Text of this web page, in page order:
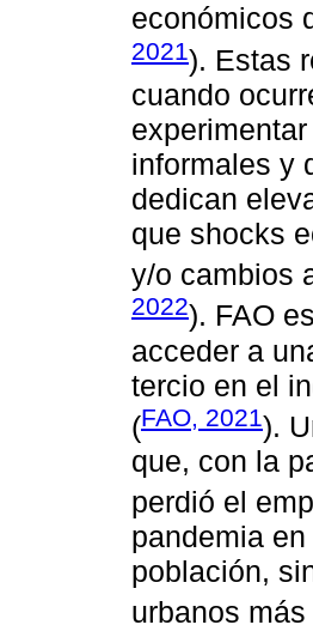
económicos
2021). Estas
cuando
informales y
dedican
que shocks
y/o cambios
2022). FAO
acceder a
tercio en el
(FAO, 2021).
que, con la
perdió el
pandemia
población,
urbanos